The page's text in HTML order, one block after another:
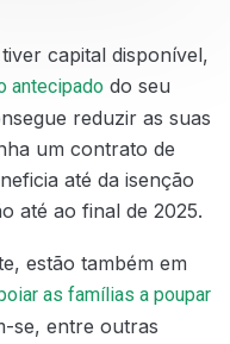
tiver capital disponível,
antecipado do seu
reduzir as suas
um contrato de
até da isenção
até ao final de 2025.
estão também em
as famílias a poupar
se, entre outras